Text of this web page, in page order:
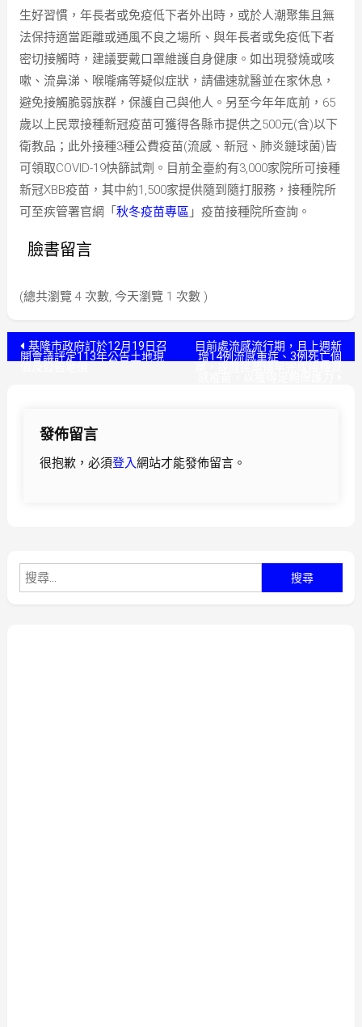
生好習慣，年長者或免疫低下者外出時，或於人潮聚集且無
法保持適當距離或通風不良之場所、與年長者或免疫低下者
密切接觸時，建議要戴口罩維護自身健康。如出現發燒或咳
嗽、流鼻涕、喉嚨痛等疑似症狀，請儘速就醫並在家休息，
避免接觸脆弱族群，保護自己與他人。另至今年年底前，65
歲以上民眾接種新冠疫苗可獲得各縣市提供之500元(含)以下
衛教品；此外接種3種公費疫苗(流感、新冠、肺炎鏈球菌)皆
可領取COVID-19快篩試劑。目前全臺約有3,000家院所可接種
新冠XBB疫苗，其中約1,500家提供隨到隨打服務，接種院所
可至疾管署官網「 秋冬疫苗專區 」疫苗接種院所查詢。
臉書留言
(總共瀏覽 4 次數, 今天瀏覽 1 次數 )
文基隆市政府訂於12月19日召
開會議評定113年公告土地現
目前處流感流行期，且上週新
增14例流感重症、3例死亡個
發佈留言
很抱歉，必須登入網站才能發佈留言。
尋